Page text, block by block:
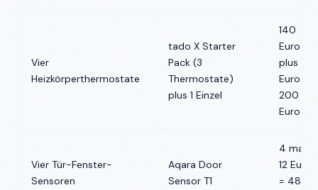
Vier
Heizkörperthermostate
tado X Starter
Pack (3
Thermostate)
plus 1 Einzel
140
Euro
plus 60
Euro =
200
Euro
Vier Tür-Fenster-
Sensoren
Aqara Door
Sensor T1
4 mal
12 Euro
= 48